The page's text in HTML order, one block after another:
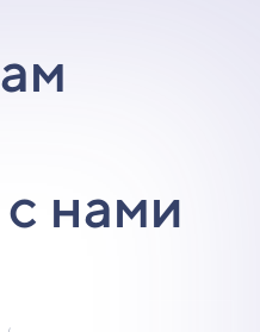
нами